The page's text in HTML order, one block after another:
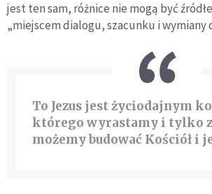
jest ten sam, różnice nie mogą być
„miejscem dialogu, szacunku i wymiany
To Jezus jest życiodajnym
którego wyrastamy i tylko
możemy budować Kościół i